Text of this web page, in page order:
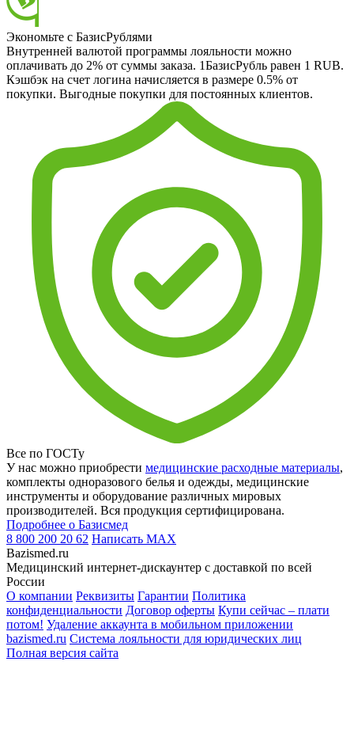
Экономьте с БазисРублями
Внутренней валютой программы лояльности можно
оплачивать до 2% от суммы заказа. 1БазисРубль равен 1 RUB.
Кэшбэк на счет логина начисляется в размере 0.5% от
покупки. Выгодные покупки для постоянных клиентов.
Все по ГОСТу
У нас можно приобрести медицинские расходные материалы,
комплекты одноразового белья и одежды, медицинские
инструменты и оборудование различных мировых
производителей. Вся продукция сертифицирована.
Подробнее о Базисмед
8 800 200 20 62 Написать MAX
Bazismed.ru
Медицинский интернет-дискаунтер с доставкой по всей
России
О компании Реквизиты Гарантии Политика
конфиденциальности Договор оферты Купи сейчас – плати
потом! Удаление аккаунта в мобильном приложении
bazismed.ru Система лояльности для юридических лиц
Полная версия сайта